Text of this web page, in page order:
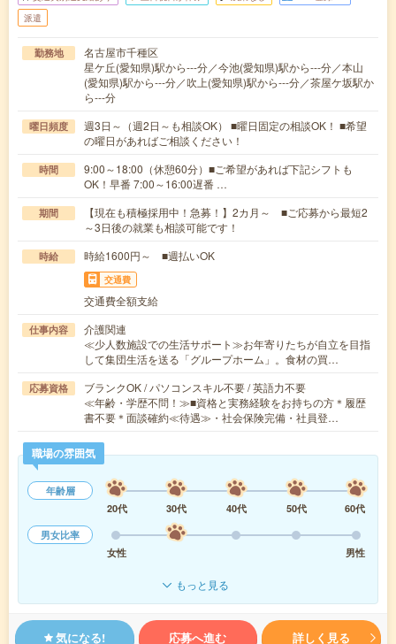
派遣
勤務地
名古屋市千種区
星ケ丘(愛知県)駅から---分／今池(愛知県)駅から---分／本山
(愛知県)駅から---分／吹上(愛知県)駅から---分／茶屋ケ坂駅か
ら---分
曜日頻度
週3日～（週2日～も相談OK） ■曜日固定の相談OK！ ■希望
の曜日があればご相談ください！
時間
9:00～18:00（休憩60分）■ご希望があれば下記シフトも
OK！早番 7:00～16:00遅番 …
期間
【現在も積極採用中！急募！】2カ月～ ■ご応募から最短2
～3日後の就業も相談可能です！
時給 時給1600円～ ■週払いOK
交通費
交通費全額支給
仕事内容
介護関連
≪少人数施設での生活サポート≫お年寄りたちが自立を目指
して集団生活を送る「グループホーム」。食材の買…
応募資格
ブランクOK / パソコンスキル不要 / 英語力不要
≪年齢・学歴不問！≫■資格と実務経験をお持ちの方＊履歴
書不要＊面談確約≪待遇≫・社会保険完備・社員登…
職場の雰囲気
年齢層
20代
30代 40代 50代
60代
男女比率
女性
男性
もっと見る
気になる! 応募へ進む 詳しく見る